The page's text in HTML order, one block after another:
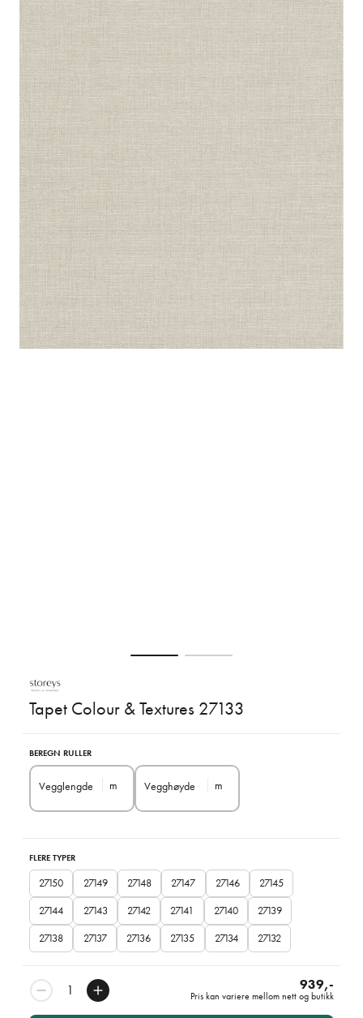
Tapet Colour & Textures 27133
BEREGN RULLER
Vegglengde m Vegghøyde m
FLERE TYPER
27150 27149 27148 27147 27146
27145
27144
27143 27142 27141 27140
27139
27138
27137 27136 27135 27134 27132
939,-
Pris kan variere mellom nett og butikk